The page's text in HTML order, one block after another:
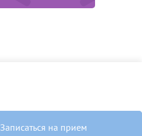
Записаться на прием